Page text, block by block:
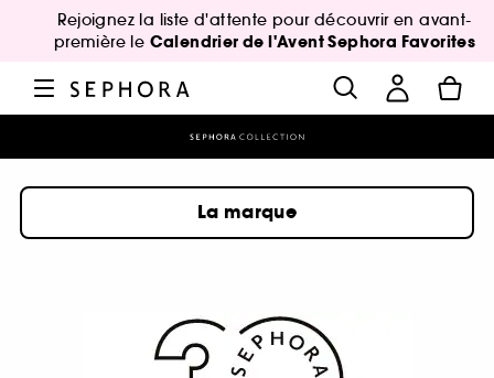
Rejoignez la liste d'attente pour découvrir en avant-
première le Calendrier de l'Avent Sephora Favorites
La marque